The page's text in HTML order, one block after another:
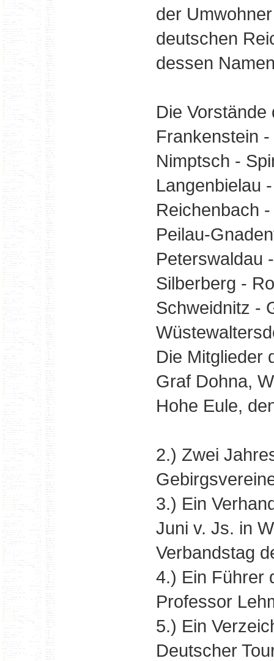
der
deutschen
dessen
Die
Frankenstein -
Nimptsch -
Langenbielau
Reichenbach -
Peilau-
Peterswaldau
Silberberg -
Schweidnitz -
Die Mitglieder
Graf Dohna,
Hohe Eule,
2.) Zwei
3.) Ein
Juni v. Js. in
Verbandstag
4.) Ein Führer
Professor
5.) Ein
Deutscher